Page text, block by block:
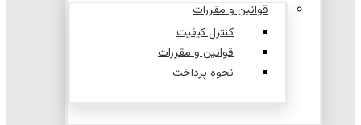
قوانین و مقررات
کنترل کیفیت
قوانین و مقررات
نحوه پرداخت